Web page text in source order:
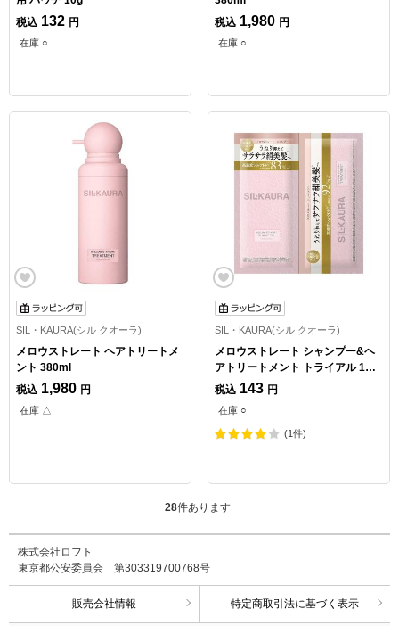
税込 132 円
在庫 ○
税込 1,980 円
在庫 ○
SIL・KAURA(シル クオーラ)
メロウストレート ヘアトリートメ
ント 380ml
税込 1,980 円
在庫 △
SIL・KAURA(シル クオーラ)
メロウストレート シャンプー&ヘ
アトリートメント トライアル 1回
分
税込 143 円
在庫 ○
(1件)
28件あります
株式会社ロフト
東京都公安委員会 第303319700768号
販売会社情報 特定商取引法に基づく表示